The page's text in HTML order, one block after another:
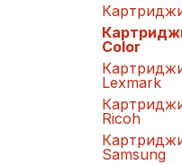
Color
Lexmark
Ricoh
Samsung